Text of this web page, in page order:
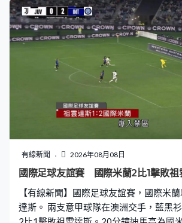
求。
有線新聞 2026年08月08日
國際足球友誼賽 國際米蘭2比1擊敗祖
【有線新聞】國際足球友誼賽，國際米
達斯。 兩支意甲球隊在澳洲交手，藍黑